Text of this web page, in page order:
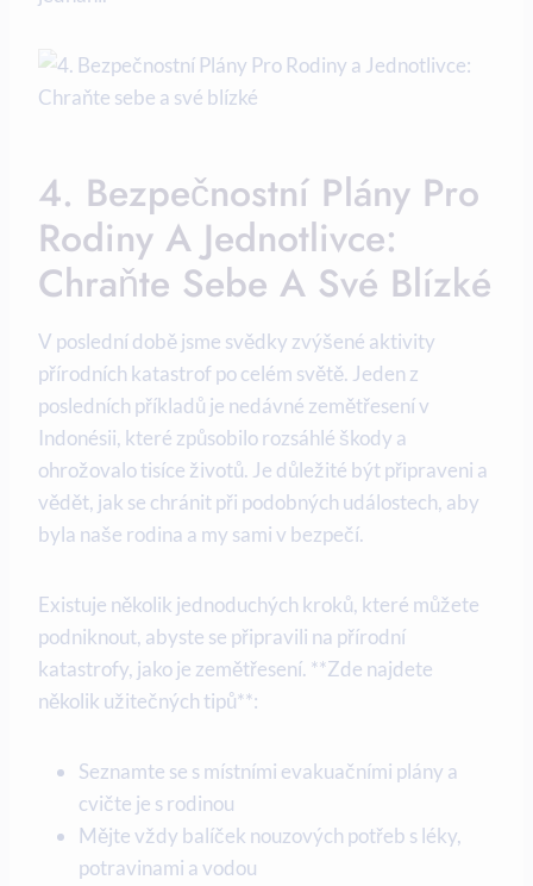
4. Bezpečnostní Plány Pro
Rodiny A Jednotlivce:
Chraňte Sebe A Své Blízké
V poslední době jsme svědky zvýšené aktivity
přírodních katastrof po celém světě. Jeden z
posledních příkladů je nedávné zemětřesení v
Indonésii, které způsobilo rozsáhlé škody a
ohrožovalo tisíce životů. Je důležité být připraveni a
vědět, jak se chránit při podobných událostech, aby
byla naše rodina a my sami v bezpečí.
Existuje několik jednoduchých kroků, které můžete
podniknout, abyste se připravili na přírodní
katastrofy, jako je zemětřesení. **Zde najdete
několik užitečných tipů**:
Seznamte se s místními evakuačními plány a
cvičte je s rodinou
Mějte vždy balíček nouzových potřeb s léky,
potravinami a vodou